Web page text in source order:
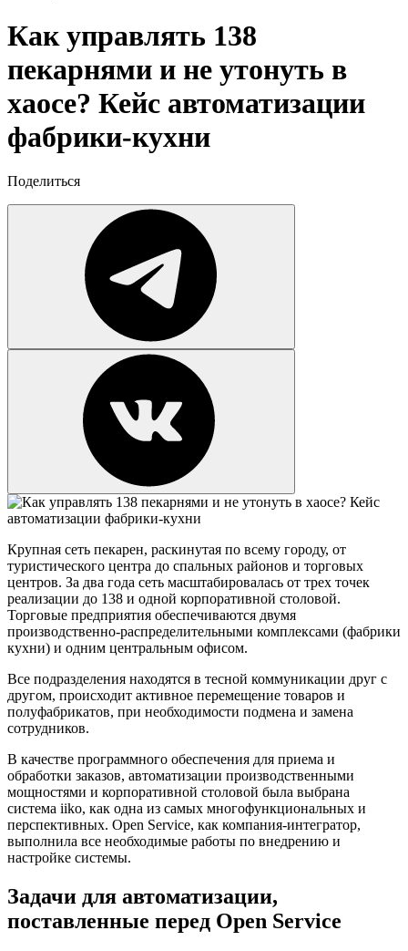
Как управлять 138
пекарнями и не утонуть в
хаосе? Кейс автоматизации
фабрики-кухни
Поделиться
Крупная сеть пекарен, раскинутая по всему городу, от
туристического центра до спальных районов и торговых
центров. За два года сеть масштабировалась от трех точек
реализации до 138 и одной корпоративной столовой.
Торговые предприятия обеспечиваются двумя
производственно-распределительными комплексами (фабрики
кухни) и одним центральным офисом.
Все подразделения находятся в тесной коммуникации друг с
другом, происходит активное перемещение товаров и
полуфабрикатов, при необходимости подмена и замена
сотрудников.
В качестве программного обеспечения для приема и
обработки заказов, автоматизации производственными
мощностями и корпоративной столовой была выбрана
система iiko, как одна из самых многофункциональных и
перспективных. Open Service, как компания-интегратор,
выполнила все необходимые работы по внедрению и
настройке системы.
Задачи для автоматизации,
поставленные перед Open Service